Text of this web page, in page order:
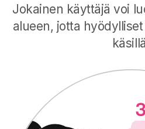
Jokainen käyttäjä voi
alueen, jotta